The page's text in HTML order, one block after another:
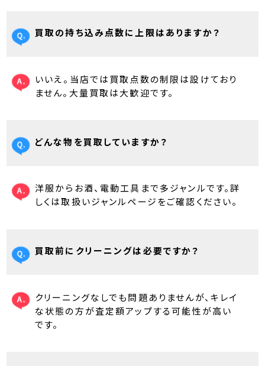
買取の持ち込み点数に上限はありますか？
いいえ。当店では買取点数の制限は設けており
ません。大量買取は大歓迎です。
どんな物を買取していますか？
洋服からお酒、電動工具まで多ジャンルです。詳
しくは取扱いジャンルページをご確認ください。
買取前にクリーニングは必要ですか？
クリーニングなしでも問題ありませんが、キレイ
な状態の方が査定額アップする可能性が高い
です。